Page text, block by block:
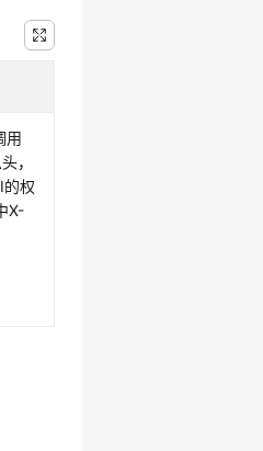
用
，
的权
X-